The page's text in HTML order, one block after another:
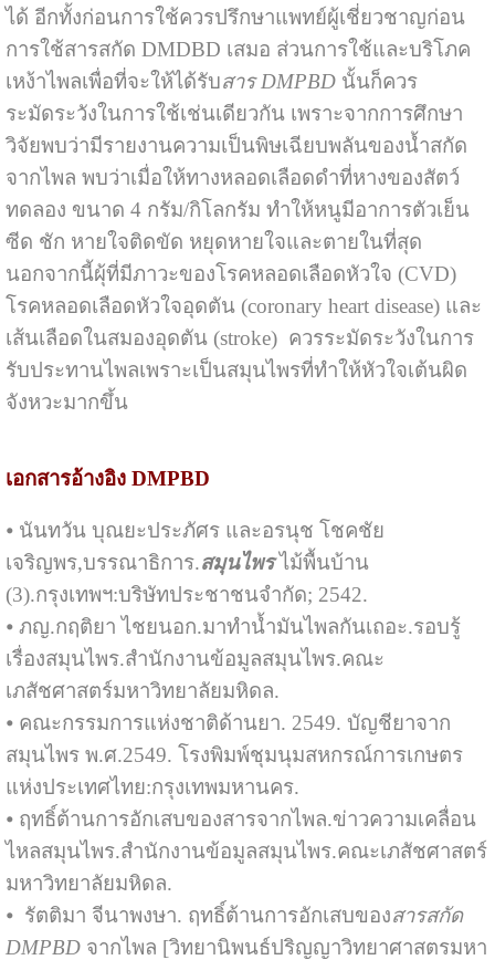
ได้ อีกทั้งก่อนการใช้ควรปรึกษาแพทย์ผู้เชี่ยวชาญก่อน
การใช้สารสกัด DMDBD เสมอ ส่วนการใช้และบริโภค
เหง้าไพลเพื่อที่จะให้ได้รับสาร DMPBDนั้นก็ควร
ระมัดระวังในการใช้เช่นเดียวกัน เพราะจากการศึกษา
วิจัยพบว่ามีรายงานความเป็นพิษเฉียบพลันของน้ำสกัด
จากไพล พบว่าเมื่อให้ทางหลอดเลือดดำที่หางของสัตว์
ทดลอง ขนาด 4 กรัม/กิโลกรัม ทำให้หนูมีอาการตัวเย็น
ซีด ชัก หายใจติดขัด หยุดหายใจและตายในที่สุด
นอกจากนี้ผุ้ที่มีภาวะของโรคหลอดเลือดหัวใจ (CVD)
โรคหลอดเลือดหัวใจอุดตัน (coronary heart disease) และ
เส้นเลือดในสมองอุดตัน (stroke) ควรระมัดระวังในการ
รับประทานไพลเพราะเป็นสมุนไพรที่ทำให้หัวใจเต้นผิด
จังหวะมากขึ้น
เอกสารอ้างอิง DMPBD
⦁ นันทวัน บุณยะประภัศร และอรนุช โชคชัย
เจริญพร,บรรณาธิการ.สมุนไพร ไม้พื้นบ้าน
(3).กรุงเทพฯ:บริษัทประชาชนจำกัด; 2542.
⦁ ภญ.กฤติยา ไชยนอก.มาทำน้ำมันไพลกันเถอะ.รอบรู้
เรื่องสมุนไพร.สำนักงานข้อมูลสมุนไพร.คณะ
เภสัชศาสตร์มหาวิทยาลัยมหิดล.
⦁ คณะกรรมการแห่งชาติด้านยา. 2549. บัญชียาจาก
สมุนไพร พ.ศ.2549. โรงพิมพ์ชุมนุมสหกรณ์การเกษตร
แห่งประเทศไทย:กรุงเทพมหานคร.
⦁ ฤทธิ์ต้านการอักเสบของสารจากไพล.ข่าวความเคลื่อน
ไหลสมุนไพร.สำนักงานข้อมูลสมุนไพร.คณะเภสัชศาสตร์
มหาวิทยาลัยมหิดล.
⦁ รัตติมา จีนาพงษา. ฤทธิ์ต้านการอักเสบของสารสกัด
DMPBDจากไพล [วิทยานิพนธ์ปริญญาวิทยาศาสตรมหา